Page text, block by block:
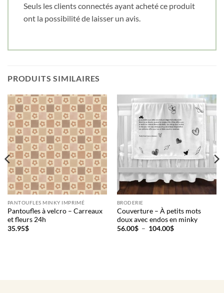
Seuls les clients connectés ayant acheté ce produit
ont la possibilité de laisser un avis.
PRODUITS SIMILAIRES
PANTOUFLES MINKY IMPRIMÉ
Pantoufles à velcro – Carreaux
et fleurs 24h
35.95$
BRODERIE
Couverture – À petits mots
doux avec endos en minky
56.00$ – 104.00$Plage